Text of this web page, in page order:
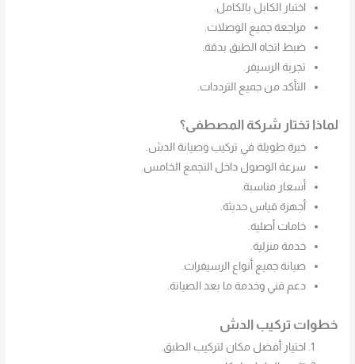
اختبار الكابل بالكامل.
مراجعة جميع الوصلات.
ضبط اتجاه الطبق بدقة.
تجربة الرسيفر.
التأكد من جميع الترددات.
لماذا تختار شركة المصطفى؟
خبرة طويلة في تركيب وصيانة الدش.
سرعة الوصول داخل التجمع الخامس.
أسعار مناسبة.
أجهزة قياس حديثة.
خامات أصلية.
خدمة منزلية.
صيانة جميع أنواع الرسيفرات.
دعم فني وخدمة ما بعد الصيانة.
خطوات تركيب الدش
اختيار أفضل مكان لتركيب الطبق.